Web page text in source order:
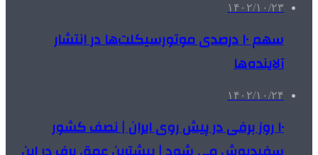
۱۴۰۲/۱۰/۲۳
سهم ۱۰ درصدی موتورسیکلت‌ها در انتشار
آلاینده‌ها
۱۴۰۲/۱۰/۲۴
۱۰ روز برفی در پیش روی ایران | نصف کشور